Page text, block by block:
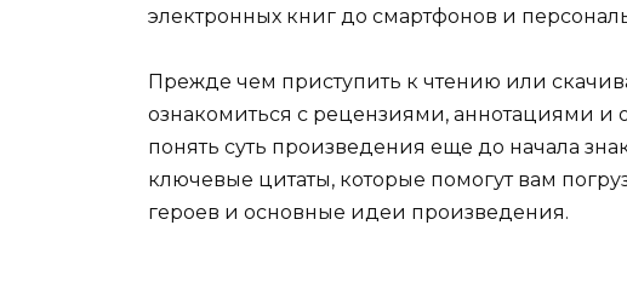
электронных книг до смартфонов и
Прежде чем приступить к чтению или
ознакомиться с рецензиями, аннотациями и
понять суть произведения еще до начала
ключевые цитаты, которые помогут вам
героев и основные идеи произведения.